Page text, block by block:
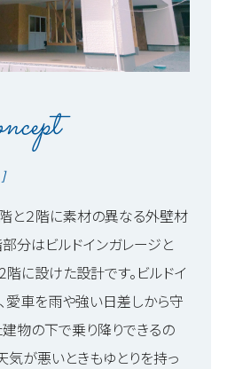
と２階に素材の異なる外壁材
分はビルドインガレージと
に設けた設計です。ビルドイ
愛車を雨や強い日差しから守
建物の下で乗り降りできるの
気が悪いときもゆとりを持っ